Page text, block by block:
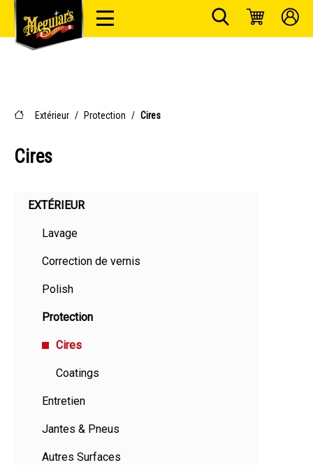
Extérieur / Protection / Cires
Cires
EXTÉRIEUR
Lavage
Correction de vernis
Polish
Protection
Cires
Coatings
Entretien
Jantes & Pneus
Autres Surfaces